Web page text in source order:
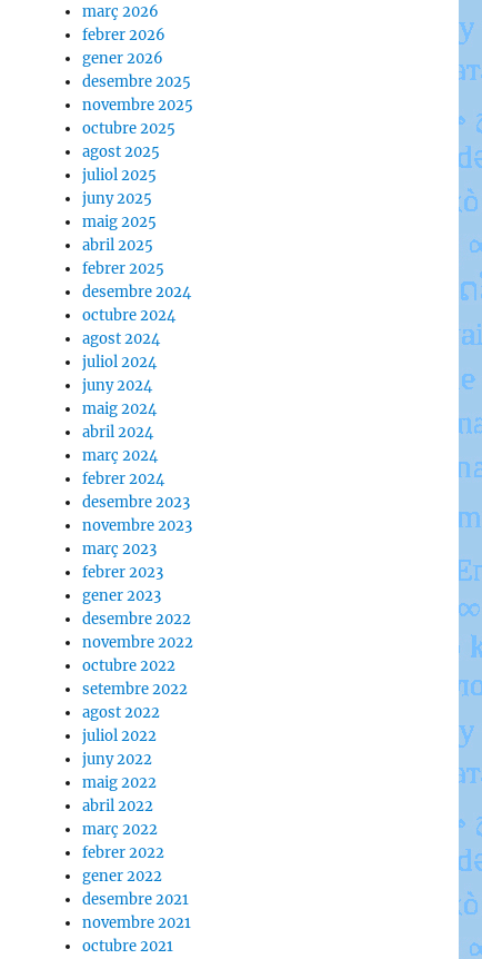
març 2026
febrer 2026
gener 2026
desembre 2025
novembre 2025
octubre 2025
agost 2025
juliol 2025
juny 2025
maig 2025
abril 2025
febrer 2025
desembre 2024
octubre 2024
agost 2024
juliol 2024
juny 2024
maig 2024
abril 2024
març 2024
febrer 2024
desembre 2023
novembre 2023
març 2023
febrer 2023
gener 2023
desembre 2022
novembre 2022
octubre 2022
setembre 2022
agost 2022
juliol 2022
juny 2022
maig 2022
abril 2022
març 2022
febrer 2022
gener 2022
desembre 2021
novembre 2021
octubre 2021